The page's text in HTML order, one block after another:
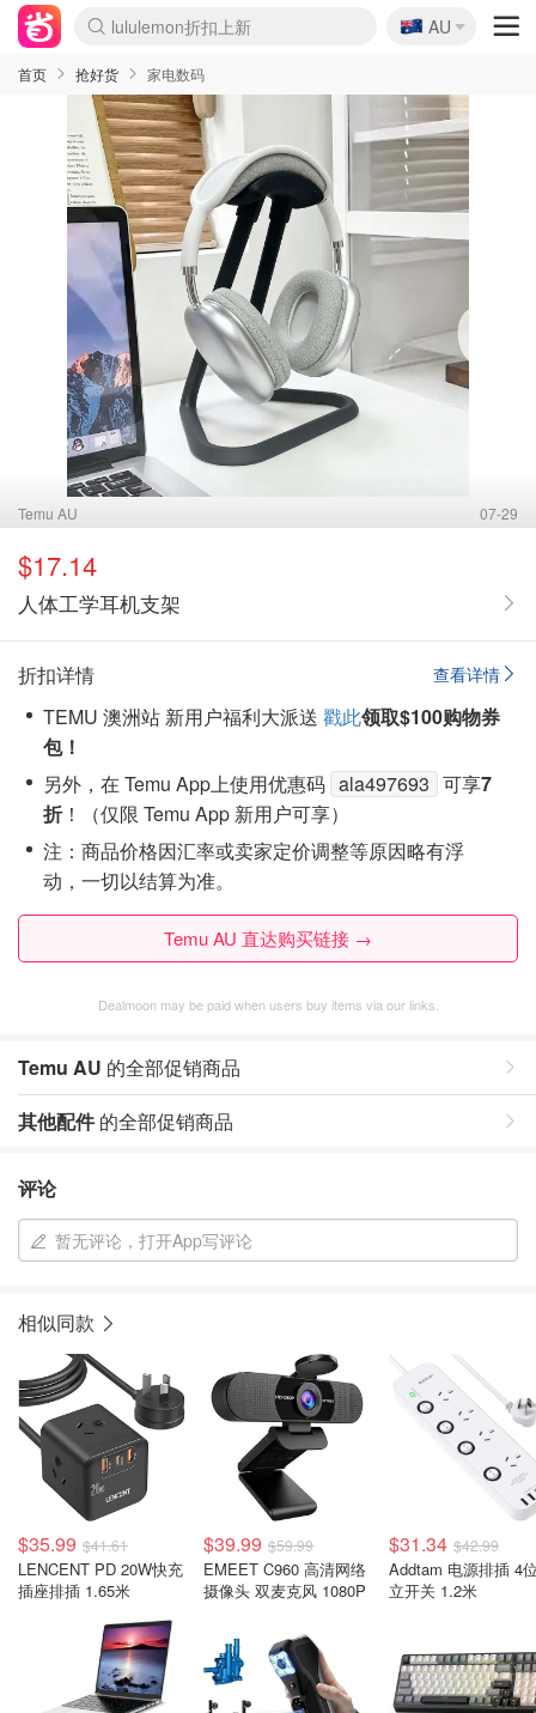
lululemon折扣上新
Sasa美妆护肤3.5折
SSENSE年中3折
FreshBeauty好价汇总
Cettire降价+叠9折
Farfetch折上8折
WWS Coles超市实拍
viagogo二手票捡漏
Myer清仓1折起
The Outnet奢牌1折起
David Jones 3折起
Flannels大牌1折
Perfumes Club护肤1折
AMIRO返校季6.2折
Oweek抽奖送Airpods
Amazon折扣汇总
eToro入金$200送$50
Amazon数码好物
ICONIC本周7.5折
ThedoubleF高奢地板价
Moose Knuckles 6折
丝芙兰5折起
EUFY官网3.7折起
Selenichast首饰2折
Trip机票酒店促销
YSL送5件彩妆礼
Amazon家居好物
BIGBANG巡演开票
David Jones时尚3折
Amazon美妆护肤
雅漾大喷$8
过敏原检测盒$33
伊索独家赠50ml沐浴露
科颜氏清仓3折
SEALIFE海洋馆门票6折
丝塔芙大白罐$16
订阅Newsletter送香薰
Cult Beauty 6.8折
Harrods圣诞日历2.3折
LN-CC奢牌私促3折
d'Alba空姐喷雾$16
EVE LOM套装逆天2折
Bernardelli独家4折
Adore Beauty 6折起
CT圣诞日历
Mytheresa奢品2.7折
Luxury Escapes 9折
Currentbody美容仪9折
卡诗9折+赠4件礼
MOON Garden Live
ALLSAINTS美衣3折
Roborock扫地机3.7折
Tingo Life水杯$24
Valentino官网5折
CR洗发护发6.3折
🇦🇺
AU
首页 抢好货 家电数码
Temu AU 07-29
$17.14
人体工学耳机支架
查看详情
折扣详情
TEMU 澳洲站 新用户福利大派送 戳此领取$100购物券
包！
另外，在 Temu App上使用优惠码 ala497693 可享7
折 ！（仅限 Temu App 新用户可享）
注：商品价格因汇率或卖家定价调整等原因略有浮
动，一切以结算为准。
Temu AU 直达购买链接 →
Dealmoon may be paid when users buy items via our links.
Temu AU 的全部促销商品
其他配件的全部促销商品
评论
暂无评论，打开App写评论
相似同款
$35.99 $41.61
LENCENT PD 20W快充
插座排插 1.65米
$39.99 $59.99
EMEET C960 高清网络
摄像头 双麦克风 1080P
$31.34 $42.99
Addtam 电源排插 4
立开关 1.2米